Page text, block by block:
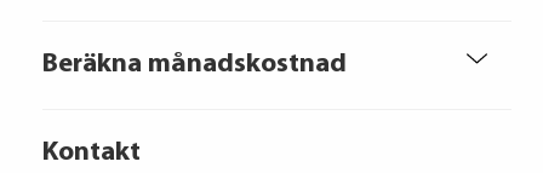
Beräkna månadskostnad
Kontakt